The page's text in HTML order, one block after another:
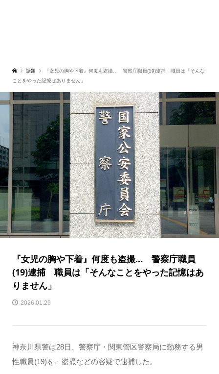
話題
『女児の胸や下着』何度も盗撮… 警察庁職員(19)逮捕 職員は「そんな
ことをやった記憶はありません」
『女児の胸や下着』何度も盗撮… 警察庁職員
(19)逮捕 職員は「そんなことをやった記憶はあ
りません」
2026.01.29
神奈川県警は28日、警察庁・関東管区警察局に勤務する男
性職員(19)を、盗撮などの容疑で逮捕した。